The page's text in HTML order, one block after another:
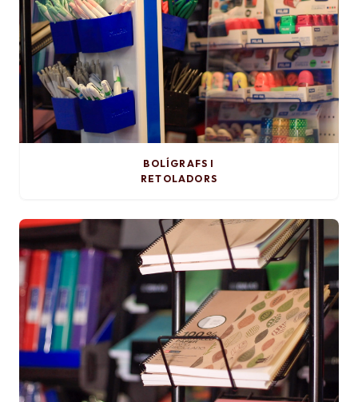
BOLÍGRAFS I
RETOLADORS